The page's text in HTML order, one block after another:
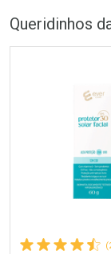
Queridinhos